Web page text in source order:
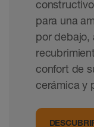
para una
por debajo,
confort de
cerámica y